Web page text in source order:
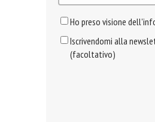
Ho preso visione
Iscrivendomi alla
(facoltativo)